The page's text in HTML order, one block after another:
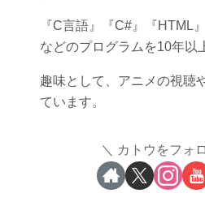
『C言語』『C#』『HTML
などのプログラムを10年以
趣味として、アニメの視聴
ています。
カトウをフォ